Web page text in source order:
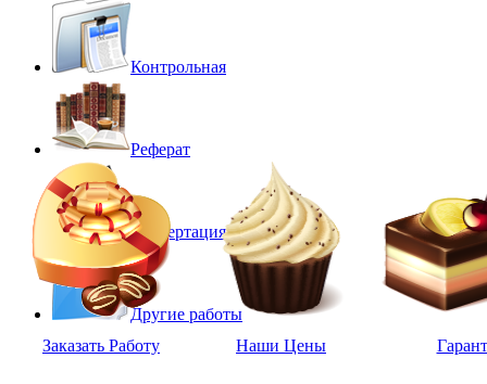
Контрольная
Реферат
Диссертация
Другие работы
Заказать Работу
Наши Цены